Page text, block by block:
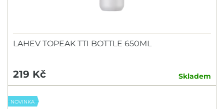
LAHEV TOPEAK TTI BOTTLE 650ML
219 Kč Skladem
NOVINKA